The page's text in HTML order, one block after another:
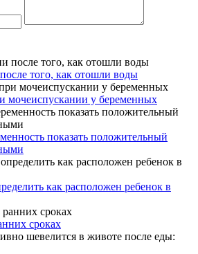
того, как отошли воды
мочеиспускании у беременных
показать положительный
как расположен ребенок в
сроках